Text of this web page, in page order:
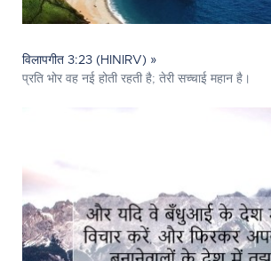
विलापगीत 3:23 (HINIRV) »
प्रति भोर वह नई होती रहती है; तेरी सच्चाई महान है।